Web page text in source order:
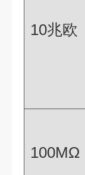
10兆欧
100MΩ